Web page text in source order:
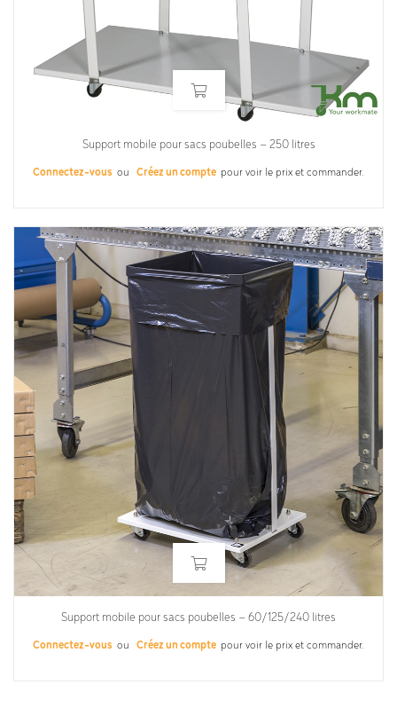
Support mobile pour sacs poubelles – 250 litres
Connectez-vous ou Créez un compte pour voir le prix et commander.
Support mobile pour sacs poubelles – 60/125/240 litres
Connectez-vous ou Créez un compte pour voir le prix et commander.